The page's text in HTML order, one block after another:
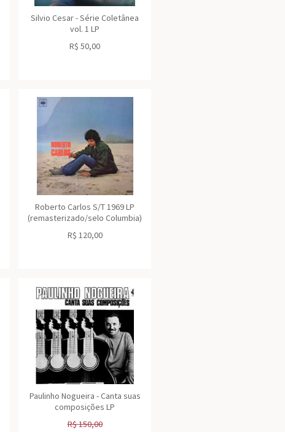
Silvio Cesar - Série Coletânea
vol. 1 LP
R$ 50,00
Roberto Carlos S/T 1969 LP
(remasterizado/selo Columbia)
R$ 120,00
Paulinho Nogueira - Canta suas
composições LP
R$150,00